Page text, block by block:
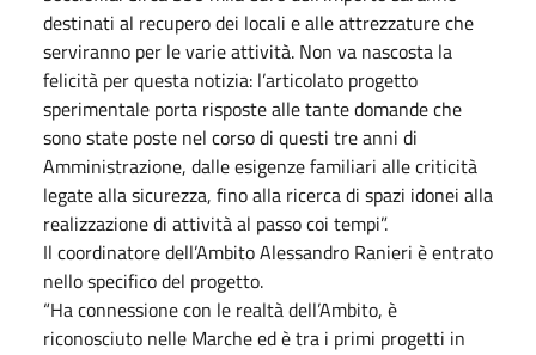
destinati al recupero dei locali e alle attrezzature che
serviranno per le varie attività. Non va nascosta la
felicità per questa notizia: l’articolato progetto
sperimentale porta risposte alle tante domande che
sono state poste nel corso di questi tre anni di
Amministrazione, dalle esigenze familiari alle criticità
legate alla sicurezza, fino alla ricerca di spazi idonei alla
realizzazione di attività al passo coi tempi”.
Il coordinatore dell’Ambito Alessandro Ranieri è entrato
nello specifico del progetto.
“Ha connessione con le realtà dell’Ambito, è
riconosciuto nelle Marche ed è tra i primi progetti in